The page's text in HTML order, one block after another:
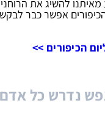
להשיג את
הכיפורים אפשר כבר
הכיפורים >>
נדרש כל